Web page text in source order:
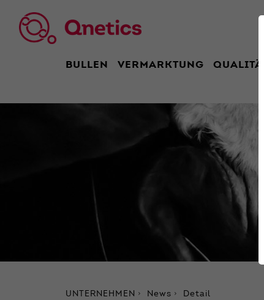
BULLEN VERMARKTUNG QUALITÄT
UNTERNEHMEN News Detail